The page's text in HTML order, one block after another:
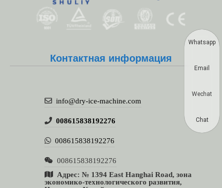
Контактная информация
info@dry-ice-machine.com
008615838192276
008615838192276
008615838192276
Адрес: № 1394 East Hanghai Road, зона
экономико-технологического развития,
Whatsapp
Email
Wechat
Chat